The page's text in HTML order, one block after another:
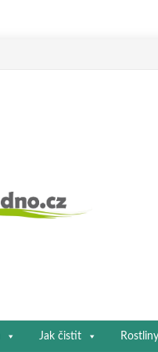
Jak čistit Rostliny